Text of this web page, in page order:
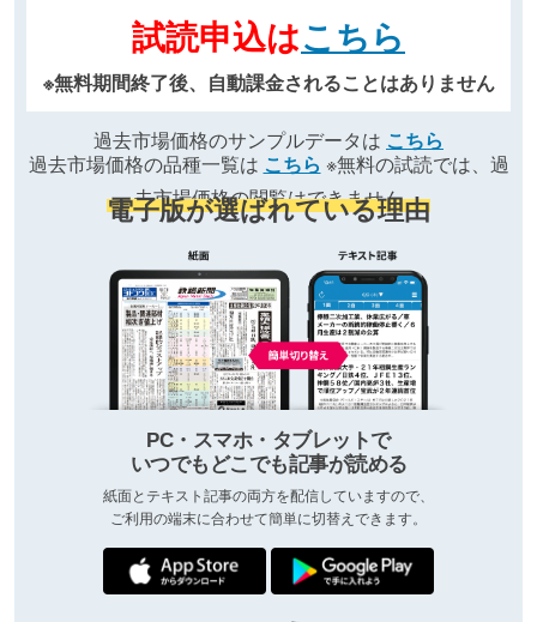
試読申込はこちら
※無料期間終了後、自動課金されることはありません
過去市場価格のサンプルデータは こちら
過去市場価格の品種一覧は こちら ※無料の試読では、過
去市場価格の閲覧はできません
電子版が選ばれている理由
PC・スマホ・タブレットで
いつでもどこでも記事が読める
紙面とテキスト記事の両方を配信していますので、
ご利用の端末に合わせて簡単に切替えできます。